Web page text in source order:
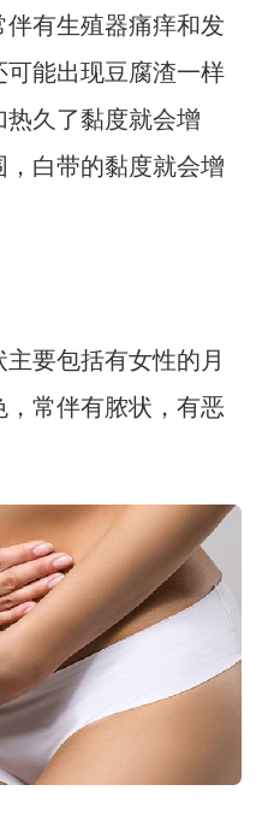
有生殖器痛痒和发
能出现豆腐渣一样
久了黏度就会增
白带的黏度就会增
要包括有女性的月
常伴有脓状，有恶